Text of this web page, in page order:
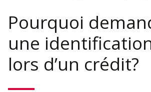
Pourquoi
une
lors d’un crédit?